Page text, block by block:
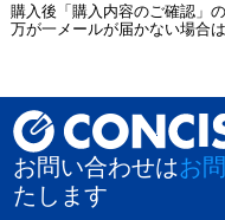
購入後「購入内容のご確認」
万が一メールが届かない場合は
お問い合わせはお
たします